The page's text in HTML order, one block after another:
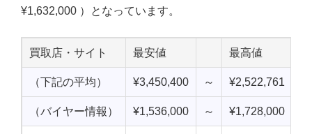
¥1,632,000 ）となっています。
買取店・サイト 最安値 最高値
（下記の平均） ¥3,450,400 ～ ¥2,522,761
（バイヤー情報） ¥1,536,000 ～ ¥1,728,000